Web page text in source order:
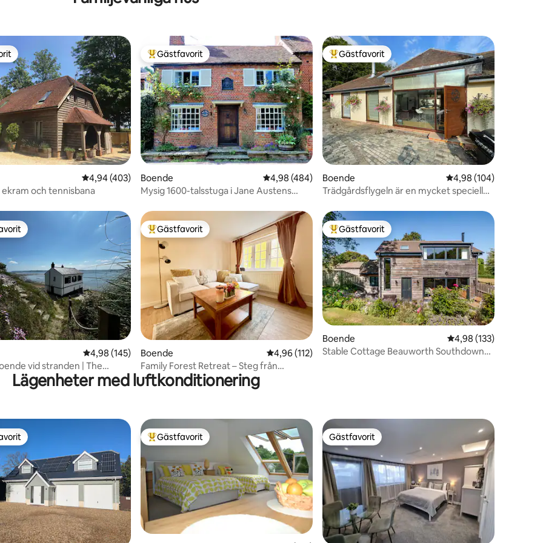
betyg, 169 omdömen4,94 av 5 i genomsnittligt betyg, 403 omdömen
4,94 (403)
ekram och tennisbana
Populär gästfavorit
Gästfavorit
Boende 4,98 av 5 i genomsnittligt betyg, 484 omdömen
4,98 (484)
Mysig 1600-talsstuga i Jane Austens
Populär gästfavorit
Gästfavorit
Boende 4,98 av 5 i
4,98 (104)
Trädgårdsflygeln är en mycket speciell
betyg, 205 omdömen4,98 av 5 i genomsnittligt betyg, 145 omdömen
4,98 (145)
vid stranden | The
Lepe
Populär gästfavorit
Gästfavorit
Boende 4,96 av 5 i genomsnittligt betyg, 112 omdömen
4,96 (112)
Family Forest Retreat – Steg från
Paultons Park
Populär gästfavorit
Gästfavorit
Boende 4,98 av 5 i
4,98 (133)
Stable Cottage Beauworth Southdowns
Lägenheter med luftkonditionering
Populär gästfavorit
Gästfavorit Gästfavorit
Gästfavorit